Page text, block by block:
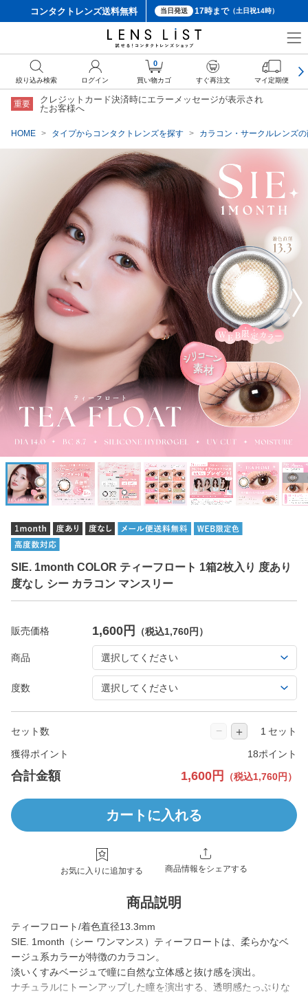
コンタクトレンズ送料無料 当日発送 17時まで（土日祝14時）
重要
クレジットカード決済時にエラーメッセージが表示され
たお客様へ
HOME タイプからコンタクトレンズを探す カラコン・サークルレンズ
SIE. 1month COLOR ティーフロート 1箱2枚入り 度あり
度なし シー カラコン マンスリー
販売価格 1,600円 （税込1,760円）
商品
度数
セット数 − ＋ セット
獲得ポイント 18ポイント
合計金額 1,600円 （税込1,760円）
カートに入れる
お気に入りに追加する 商品情報をシェアする
商品説明
ティーフロート/着色直径13.3mm
SIE. 1month（シー ワンマンス）ティーフロートは、柔らかなベ
ージュ系カラーが特徴のカラコン。
淡いくすみベージュで瞳に自然な立体感と抜け感を演出。
ナチュラルにトーンアップした瞳を演出する、透明感たっぷりな
絞り込み検索 ログイン
0
買い物カゴ すぐ再注文 マイ定期便
クーポン詳細